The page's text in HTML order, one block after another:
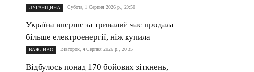
ЛУГАНЩИНА Субота, 1 Серпня 2026 р., 20:50
Україна вперше за тривалий час продала
більше електроенергії, ніж купила
ВАЖЛИВО Вівторок, 4 Серпня 2026 р., 20:35
Відбулось понад 170 бойових зіткнень,